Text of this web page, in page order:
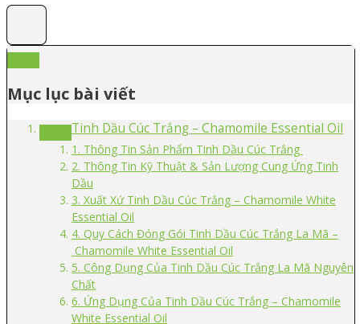
Mục lục bài viết
Tinh Dầu Cúc Trắng – Chamomile Essential Oil
1. Thông Tin Sản Phẩm Tinh Dầu Cúc Trắng
2. Thông Tin Kỹ Thuật & Sản Lượng Cung Ứng Tinh
Dầu
3. Xuất Xứ Tinh Dầu Cúc Trắng – Chamomile White
Essential Oil
4. Quy Cách Đóng Gói Tinh Dầu Cúc Trắng La Mã –
Chamomile White Essential Oil
5. Công Dụng Của Tinh Dầu Cúc Trắng La Mã Nguyên
Chất
6. Ứng Dụng Của Tinh Dầu Cúc Trắng – Chamomile
White Essential Oil